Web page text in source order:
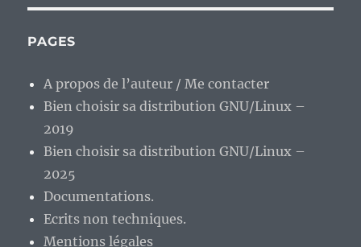
PAGES
A propos de l’auteur / Me contacter
Bien choisir sa distribution GNU/Linux –
2019
Bien choisir sa distribution GNU/Linux –
2025
Documentations.
Ecrits non techniques.
Mentions légales